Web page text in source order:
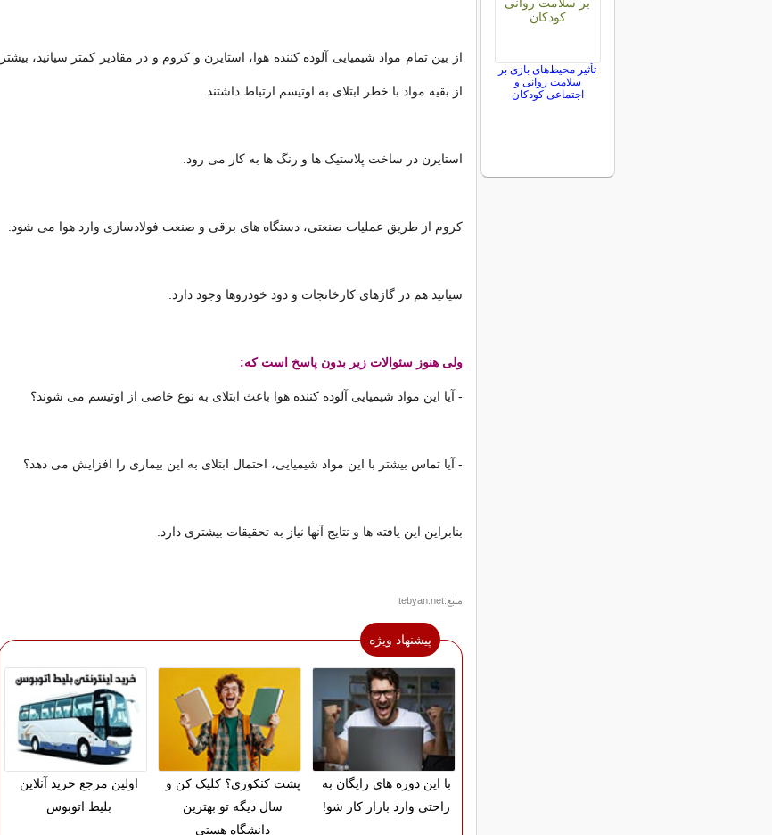
از بین تمام مواد شیمیایی آلوده کننده هوا، استایرن و کروم و در مقادیر کمتر سیانید، بیشتر
از بقیه مواد با خطر ابتلای به اوتیسم ارتباط داشتند.
استایرن در ساخت پلاستیک ها و رنگ ها به کار می رود.
کروم از طریق عملیات صنعتی، دستگاه های برقی و صنعت فولادسازی وارد هوا می شود.
سیانید هم در گازهای کارخانجات و دود خودروها وجود دارد.
ولی هنوز سئوالات زیر بدون پاسخ است که:
- آیا این مواد شیمیایی آلوده کننده هوا باعث ابتلای به نوع خاصی از اوتیسم می شوند؟
- آیا تماس بیشتر با این مواد شیمیایی، احتمال ابتلای به این بیماری را افزایش می دهد؟
بنابراین این یافته ها و نتایج آنها نیاز به تحقیقات بیشتری دارد.
منبع:tebyan.net
پیشنهاد ویژه
با این دوره های رایگان به
راحتی وارد بازار کار شو!
پشت کنکوری؟ کلیک کن و
سال دیگه تو بهترین
دانشگاه هستی
اولین مرجع خرید آنلاین
بلیط اتوبوس
تأثیر محیط‌های بازی بر
سلامت روانی و
اجتماعی کودکان